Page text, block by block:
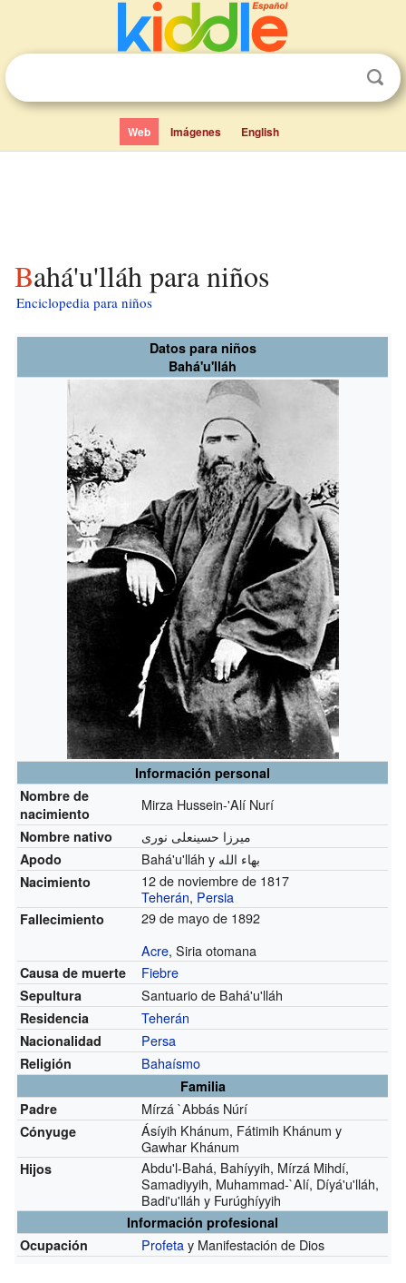
Web Imágenes English
Bahá'u'lláh para niños
Enciclopedia para niños
Datos para niños
Bahá'u'lláh
Información personal
Nombre de
nacimiento
Mirza Hussein-'Alí Nurí
Nombre nativo میرزا حسینعلی نوری
Apodo Bahá'u'lláh y بهاء الله
Nacimiento
12 de noviembre de 1817
Teherán, Persia
Fallecimiento
29 de mayo de 1892
Acre, Siria otomana
Causa de muerte Fiebre
Sepultura Santuario de Bahá'u'lláh
Residencia Teherán
Nacionalidad Persa
Religión Bahaísmo
Familia
Padre
Mírzá `Abbás Núrí
Cónyuge
Ásíyih Khánum, Fátimih Khánum y
Gawhar Khánum
Hijos
Abdu'l-Bahá, Bahíyyih, Mírzá Mihdí,
Samadiyyih, Muhammad-`Alí, Díyá'u'lláh,
Badi'u'lláh y Furúghíyyih
Información profesional
Ocupación
Profetay Manifestación de Dios